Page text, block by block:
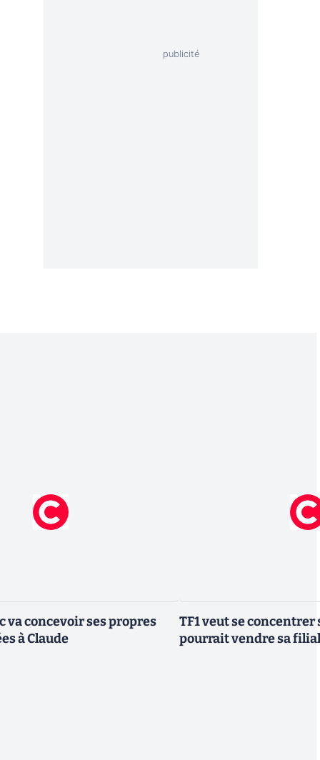
va concevoir ses propres
à Claude
TF1 veut se
pourrait vendre sa